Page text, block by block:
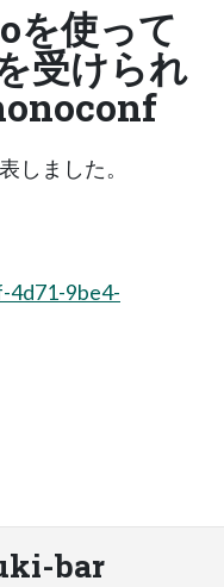
を使って
受けられ
しました。
4d71-9be4-
bar